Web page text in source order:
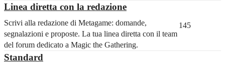
Linea diretta con la redazione
Scrivi alla redazione di Metagame: domande,
segnalazioni e proposte. La tua linea diretta con il team
del forum dedicato a Magic the Gathering.
145
Standard